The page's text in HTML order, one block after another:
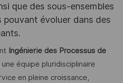
que des sous-ensembles
évoluer dans des
Ingénierie des Processus de
équipe pluridisciplinaire
en pleine croissance,